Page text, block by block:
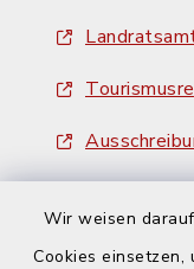
Wir weisen
Cookies